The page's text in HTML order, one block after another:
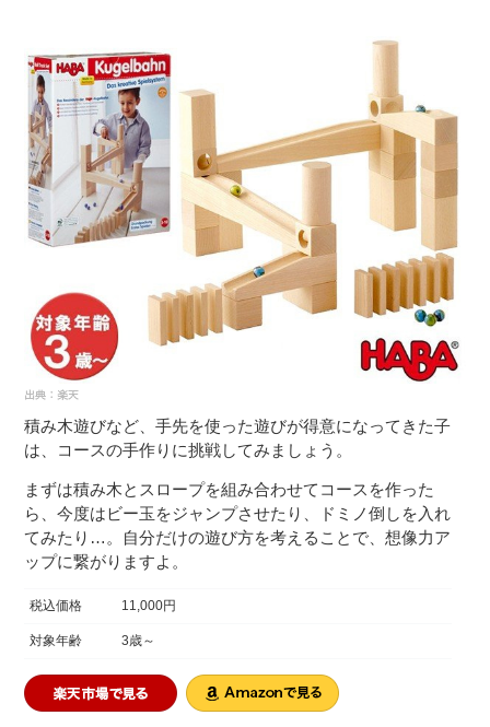
積み木遊びなど、手先を使った遊びが得意になってきた子
は、コースの手作りに挑戦してみましょう。
まずは積み木とスロープを組み合わせてコースを作った
ら、今度はビー玉をジャンプさせたり、ドミノ倒しを入れ
てみたり…。自分だけの遊び方を考えることで、想像力ア
ップに繋がりますよ。
税込価格 11,000円
対象年齢 3歳～